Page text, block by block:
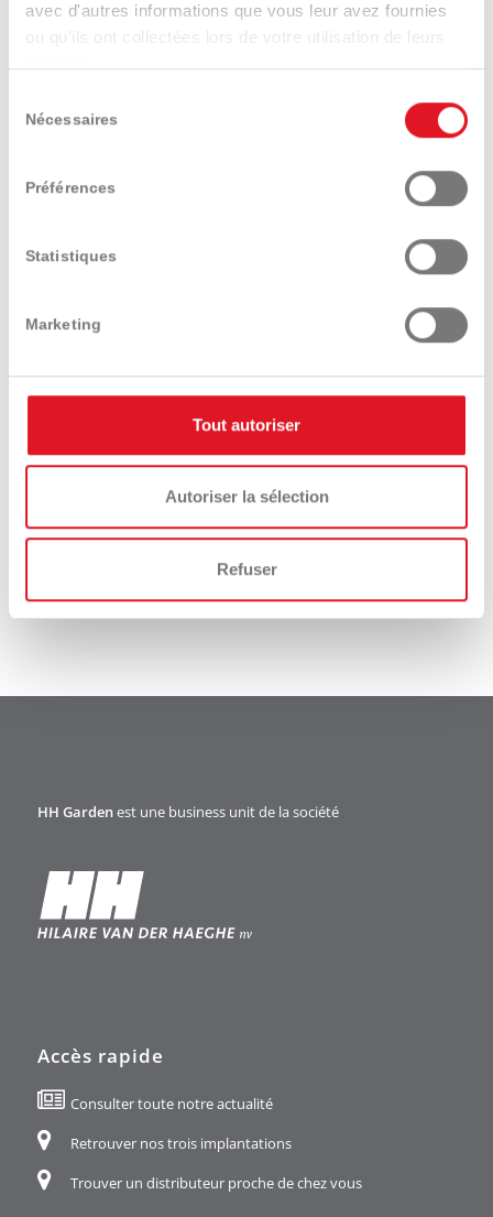
avec d'autres informations que vous leur avez fournies
ou qu'ils ont collectées lors de votre utilisation de leurs
Nécessaires
Préférences
Statistiques
Marketing
Tout autoriser
Autoriser la sélection
Refuser
Tester un modèle Demander le catalogue
Videos
HH Gardenest une business unit de la société
Accès rapide
Consulter toute notre actualité
Retrouver nos trois implantations
Trouver un distributeur proche de chez vous